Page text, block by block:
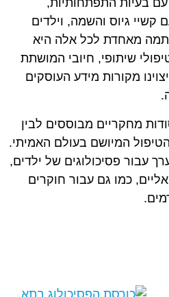
בעיות התפתחותיות,
גיוס והשמה, וילדים
תמה מאחדת לכל אלה היא
שיתופי, חיובי המושתת
מקורות מידע העוסקים
מחקריים מבוססים לבין
המיושם בעולם האמיתי.
עבור פסיכולוגים של ילדים,
כמו גם עבור חוקרים